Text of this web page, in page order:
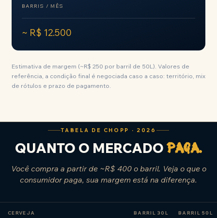
BARRIS / MÊS
~ R$ 12.500
Estimativa de margem (~R$ 250 por barril de 50L). Valores de
referência, a condição final é negociada caso a caso: território, mix
de rótulos e prazo de pagamento.
TABELA DE CHOPP · 2026
QUANTO O MERCADO paga.
Você compra a partir de ~R$ 400 o barril. Veja o que o
consumidor paga, sua margem está na diferença.
CERVEJA BARRIL 30L BARRIL 50L